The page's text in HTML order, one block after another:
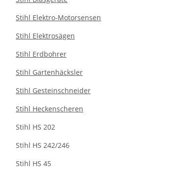
Stihl Elektro-Motorsensen
Stihl Elektrosägen
Stihl Erdbohrer
Stihl Gartenhäcksler
Stihl Gesteinschneider
Stihl Heckenscheren
Stihl HS 202
Stihl HS 242/246
Stihl HS 45